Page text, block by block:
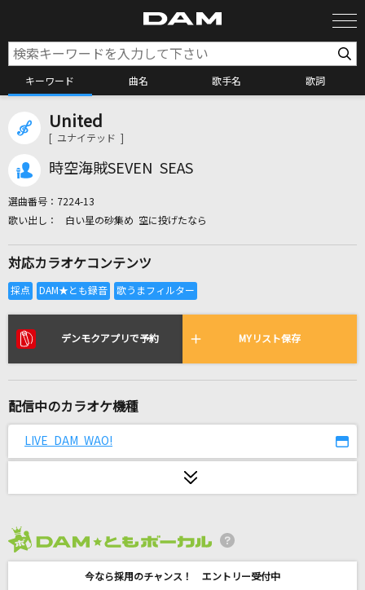
キーワード 曲名 歌手名 歌詞
全国りれき
リアルタイムで歌われている曲の一覧
ころしちゃった!
ワインの匂い
Linked Horizon
United
[ ユナイテッド ]
時空海賊SEVEN SEAS
選曲番号： 7224-13
白い星の砂集め 空に投げたなら
対応カラオケコンテンツ
デンモクアプリで予約 MYリスト保存
配信中のカラオケ機種
LIVE DAM WAO!
今なら採用のチャンス！ エントリー受付中